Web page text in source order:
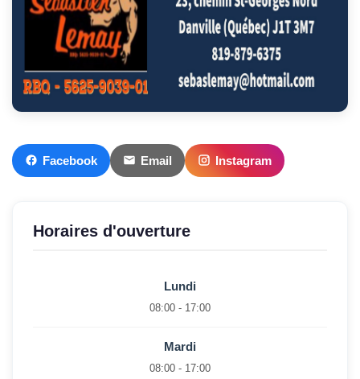
Facebook Email Instagram
Horaires d'ouverture
Lundi
08:00 - 17:00
Mardi
08:00 - 17:00